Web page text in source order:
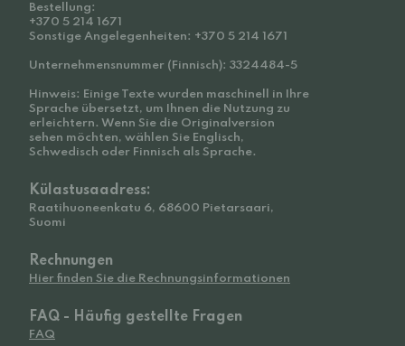
Bestellung:
+370 5 214 1671
Sonstige Angelegenheiten: +370 5 214 1671
Unternehmensnummer (Finnisch): 3324484-5
Hinweis: Einige Texte wurden maschinell in Ihre
Sprache übersetzt, um Ihnen die Nutzung zu
erleichtern. Wenn Sie die Originalversion
sehen möchten, wählen Sie Englisch,
Schwedisch oder Finnisch als Sprache.
Külastusaadress:
Raatihuoneenkatu 6, 68600 Pietarsaari,
Suomi
Rechnungen
Hier finden Sie die Rechnungsinformationen
FAQ - Häufig gestellte Fragen
FAQ